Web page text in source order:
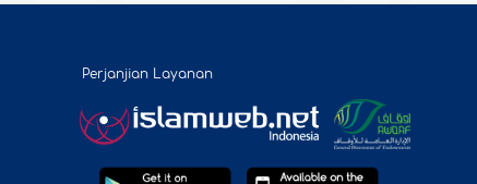
Perjanjian Layanan